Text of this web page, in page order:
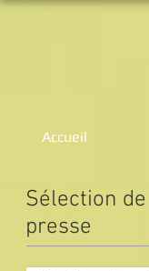
Accueil
Sélection
presse